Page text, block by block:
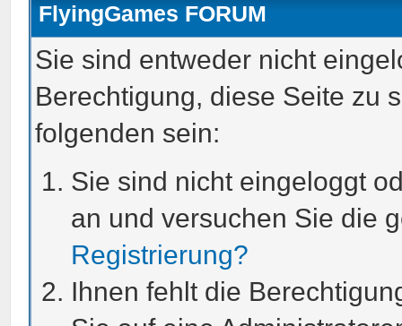
FlyingGames FORUM
Sie sind entweder nicht
Berechtigung, diese Seite zu
folgenden sein:
Sie sind nicht eingeloggt
an und versuchen Sie die
Registrierung?
Ihnen fehlt die